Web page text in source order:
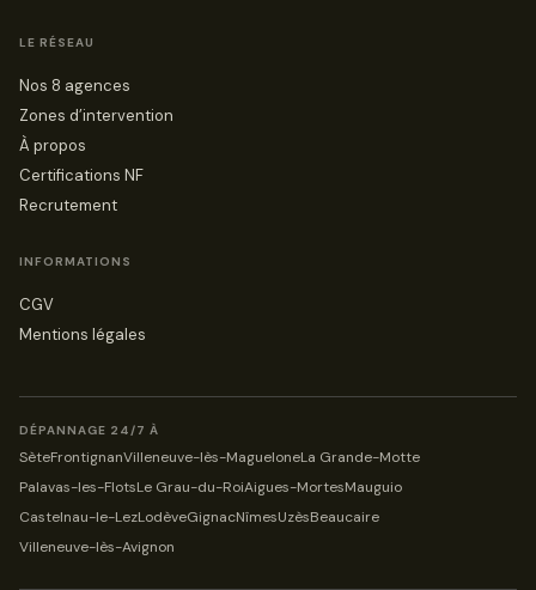
LE RÉSEAU
Nos 8 agences
Zones d’intervention
À propos
Certifications NF
Recrutement
INFORMATIONS
CGV
Mentions légales
DÉPANNAGE 24/7 À
SèteFrontignanVilleneuve-lès-MagueloneLa Grande-Motte
Palavas-les-FlotsLe Grau-du-RoiAigues-MortesMauguio
Castelnau-le-LezLodèveGignacNîmesUzèsBeaucaire
Villeneuve-lès-Avignon